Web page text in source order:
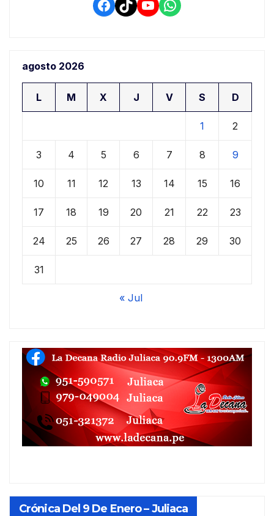
Facebook
TikTokYouTube
WhatsApp
agosto 2026
L M X J V S D
1 2
3 4 5 6 7 8 9
10 11 12 13 14 15 16
17 18 19 20 21 22 23
24 25 26 27 28 29 30
31
« Jul
Crónica Del 9 De Enero – Juliaca